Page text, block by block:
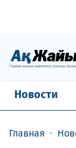
Новости
Главная